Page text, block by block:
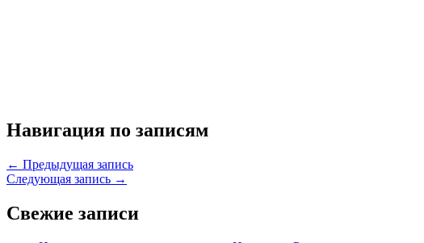
Навигация по записям
← Предыдущая запись
Следующая запись →
Свежие записи